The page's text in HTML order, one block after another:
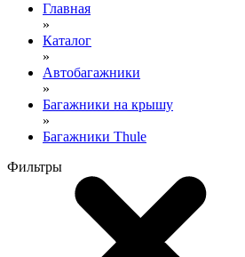
Главная
»
Каталог
»
Автобагажники
»
Багажники на крышу
»
Багажники Thule
Фильтры